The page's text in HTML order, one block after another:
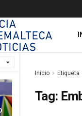
Inicio Etiqueta
Tag: